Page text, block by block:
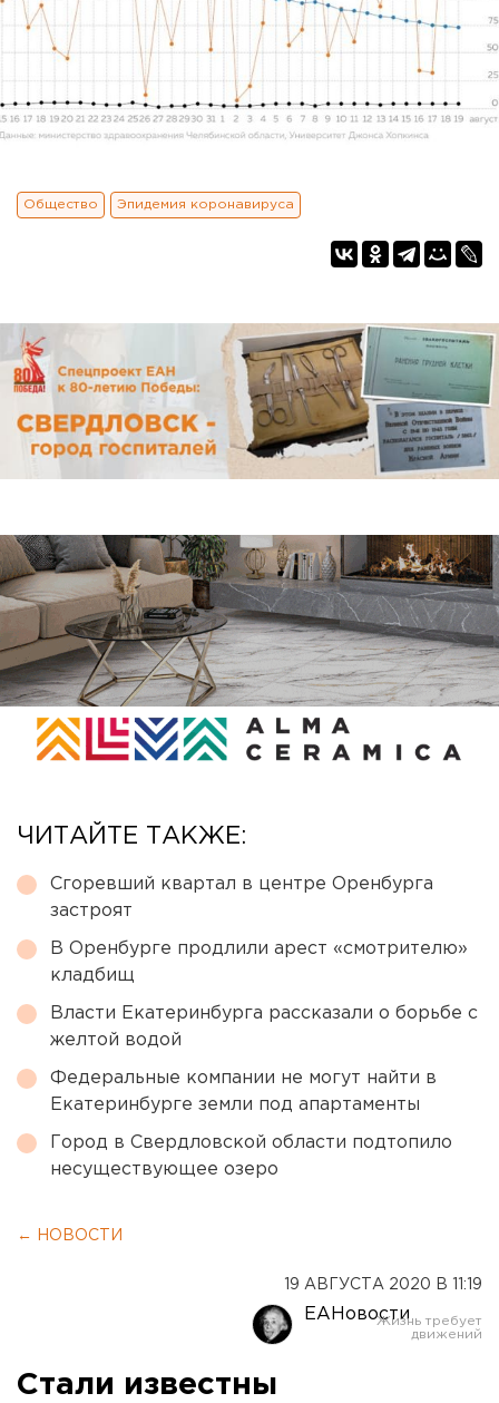
Общество Эпидемия коронавируса
ЧИТАЙТЕ ТАКЖЕ:
Сгоревший квартал в центре Оренбурга
застроят
В Оренбурге продлили арест «смотрителю»
кладбищ
Власти Екатеринбурга рассказали о борьбе с
желтой водой
Федеральные компании не могут найти в
Екатеринбурге земли под апартаменты
Город в Свердловской области подтопило
несуществующее озеро
← НОВОСТИ
19 АВГУСТА 2020 В 11:19
ЕАНовости
Стали известны